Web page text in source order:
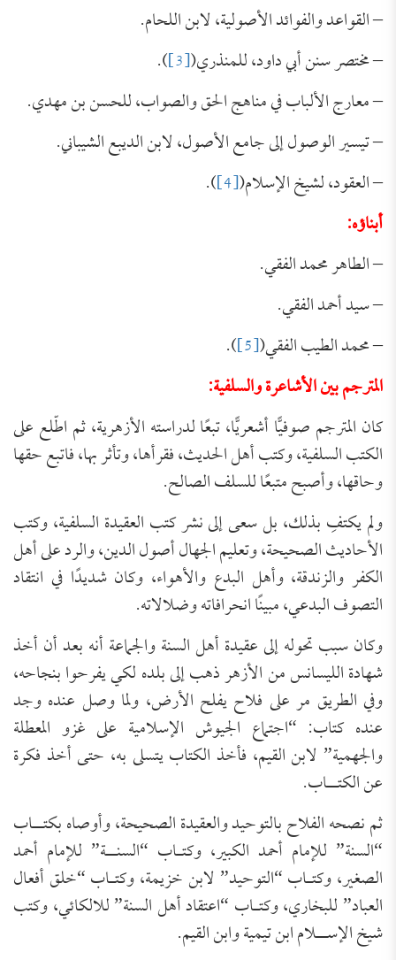
– القواعد والفوائد الأصولية، لابن اللحام.
– مختصر سنن أبي داود، للمنذري([3]
).
– معارج الألباب في مناهج الحق والصواب، للحسن بن مهدي.
– تيسير الوصول إلى جامع الأصول، لابن الديبع الشيباني.
– العقود، لشيخ الإسلام([4]
).
أبناؤه:
– الطاهر محمد الفقي.
– سيد أحمد الفقي.
– محمد الطيب الفقي([5]
).
المترجم بين الأشاعرة والسلفية:
كان المترجم صوفيًّا أشعريًّا، تبعًا لدراسته الأزهرية، ثم اطّلع على
الكتب السلفية، وكتب أهل الحديث، فقرأها، وتأثر بها، فاتبع حقها
وحاقها، وأصبح متبعًا للسلف الصالح.
ولم يكتفِ بذلك، بل سعى إلى نشر كتب العقيدة السلفية، وكتب
الأحاديث الصحيحة، وتعليم الجهال أصول الدين، والرد على أهل
الكفر والزندقة، وأهل البدع والأهواء، وكان شديدًا في انتقاد
التصوف البدعي، مبينًا انحرافاته وضلالاته.
وكان سبب تحوله إلى عقيدة أهل السنة والجماعة أنه بعد أن أخذ
شهادة الليسانس من الأزهر ذهب إلى بلده لكي يفرحوا بنجاحه،
وفي الطريق مر على فلاح يفلح الأرض، ولما وصل عنده وجد
عنده كتاب: “اجتماع الجيوش الإسلامية على غزو المعطلة
والجهمية” لابن القيم، فأخذ الكتاب يتسلى به، حتى أخذ فكرة
عن الكتــاب.
ثم نصحه الفلاح بالتوحيد والعقيدة الصحيحة، وأوصاه بكتــاب
“السنة” للإمام أحمد الكبير، وكتـاب “السنــة” للإمام أحمد
الصغير، وكتـاب “التوحيد” لابن خزيمة، وكتـاب “خلق أفعال
العباد” للبخاري، وكتـاب “اعتقاد أهل السنة” للالكائي، وكتب
شيخ الإســلام ابن تيمية وابن القيم.